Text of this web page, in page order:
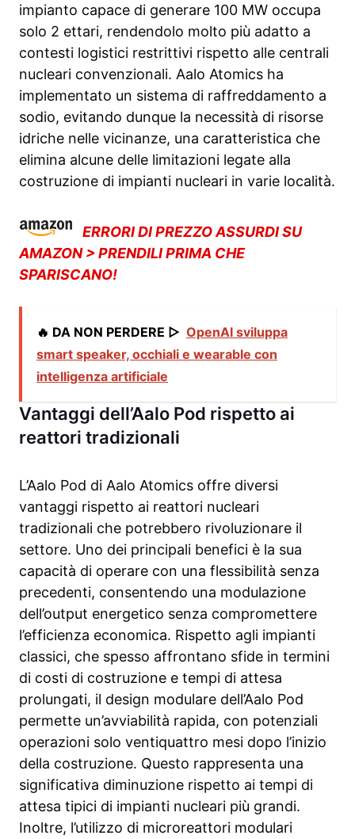
impianto capace di generare 100 MW occupa
solo 2 ettari, rendendolo molto più adatto a
contesti logistici restrittivi rispetto alle centrali
nucleari convenzionali. Aalo Atomics ha
implementato un sistema di raffreddamento a
sodio, evitando dunque la necessità di risorse
idriche nelle vicinanze, una caratteristica che
elimina alcune delle limitazioni legate alla
costruzione di impianti nucleari in varie località.
ERRORI DI PREZZO ASSURDI SU
AMAZON > PRENDILI PRIMA CHE
SPARISCANO!
🔥 DA NON PERDERE ▷ OpenAI sviluppa
smart speaker, occhiali e wearable con
intelligenza artificiale
Vantaggi dell’Aalo Pod rispetto ai
reattori tradizionali
L’Aalo Pod di Aalo Atomics offre diversi
vantaggi rispetto ai reattori nucleari
tradizionali che potrebbero rivoluzionare il
settore. Uno dei principali benefici è la sua
capacità di operare con una flessibilità senza
precedenti, consentendo una modulazione
dell’output energetico senza compromettere
l’efficienza economica. Rispetto agli impianti
classici, che spesso affrontano sfide in termini
di costi di costruzione e tempi di attesa
prolungati, il design modulare dell’Aalo Pod
permette un’avviabilità rapida, con potenziali
operazioni solo ventiquattro mesi dopo l’inizio
della costruzione. Questo rappresenta una
significativa diminuzione rispetto ai tempi di
attesa tipici di impianti nucleari più grandi.
Inoltre, l’utilizzo di microreattori modulari